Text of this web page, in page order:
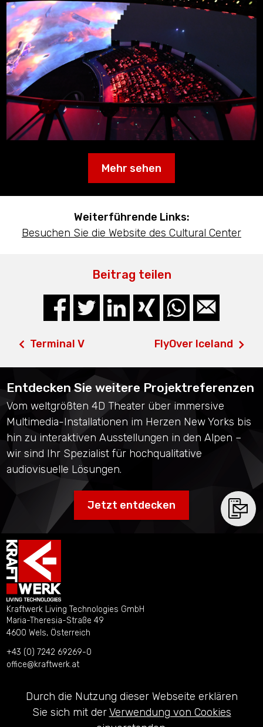
Mehr sehen
Weiterführende Links:
Besuchen Sie die Website des Cultural Center
Beitrag teilen
Terminal V FlyOver Iceland
Entdecken Sie weitere Projektreferenzen
Vom weltgrößten 4D Theater über immersive
Multimedia-Installationen im Herzen New Yorks bis
hin zu interaktiven Ausstellungen in den Alpen –
wir sind Ihr Spezialist für hochqualitative
audiovisuelle Lösungen.
Jetzt entdecken
Kraftwerk Living Technologies GmbH
Maria-Theresia-Straße 49
4600 Wels, Österreich
+43 (0) 7242 69269-0
office@kraftwerk.at
Impressum
Datenschutzerklärung
Durch die Nutzung dieser Webseite erklären
Sie sich mit derVerwendung von Cookies